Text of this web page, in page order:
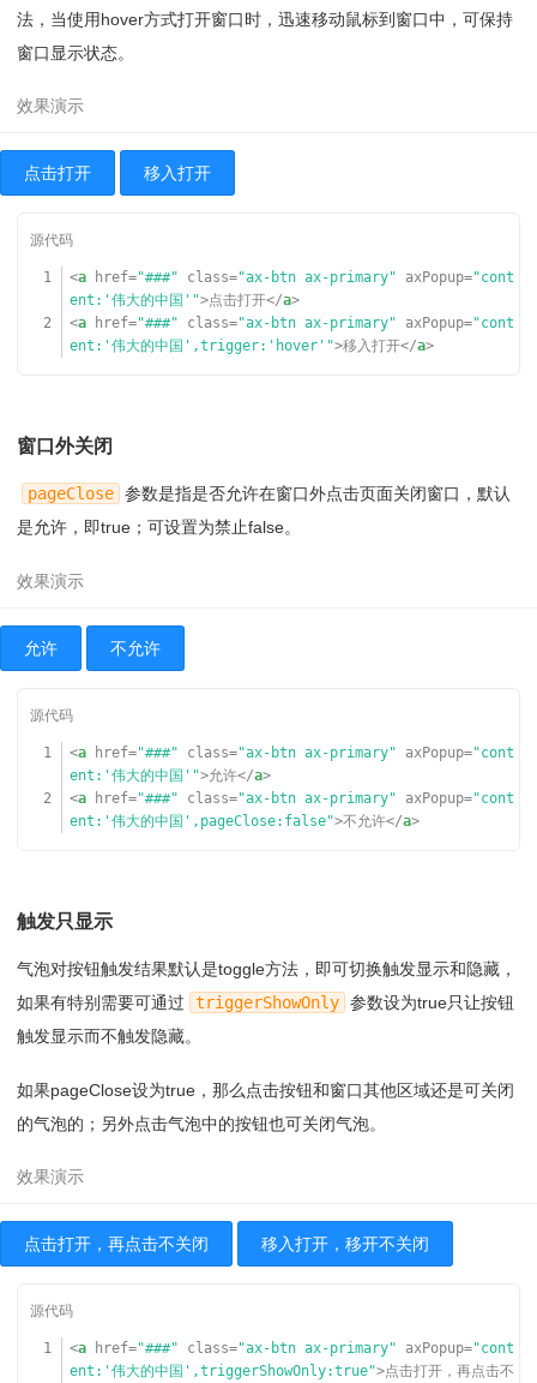
法，当使用hover方式打开窗口时，迅速移动鼠标到窗口中，可保持
窗口显示状态。
点击打开 移入打开
1 <a href="###" class="ax-btn ax-primary" axPopup="cont
ent:'伟大的中国'">点击打开</a>
2
<a href="###" class="ax-btn ax-primary" axPopup="cont
ent:'伟大的中国',trigger:'hover'">移入打开</a>
窗口外关闭
pageClose 参数是指是否允许在窗口外点击页面关闭窗口，默认
是允许，即true；可设置为禁止false。
允许 不允许
1 <a href="###" class="ax-btn ax-primary" axPopup="cont
ent:'伟大的中国'">允许</a>
2
<a href="###" class="ax-btn ax-primary" axPopup="cont
ent:'伟大的中国',pageClose:false">不允许</a>
触发只显示
气泡对按钮触发结果默认是toggle方法，即可切换触发显示和隐藏，
如果有特别需要可通过
triggerShowOnly 参数设为true只让按钮
触发显示而不触发隐藏。
如果pageClose设为true，那么点击按钮和窗口其他区域还是可关闭
的气泡的；另外点击气泡中的按钮也可关闭气泡。
点击打开，再点击不关闭 移入打开，移开不关闭
1 <a href="###" class="ax-btn ax-primary" axPopup="cont
ent:'伟大的中国',triggerShowOnly:true">点击打开，再点击不